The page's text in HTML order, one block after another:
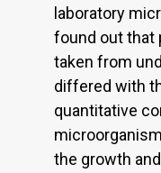
laboratory
found out that
taken from
differed with
quantitative
the growth